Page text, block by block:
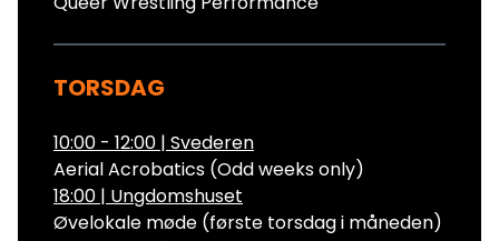
TORSDAG
10:00 - 12:00 | Svederen
Aerial Acrobatics (Odd weeks only)
18:00 | Ungdomshuset
Øvelokale møde (første torsdag i måneden)